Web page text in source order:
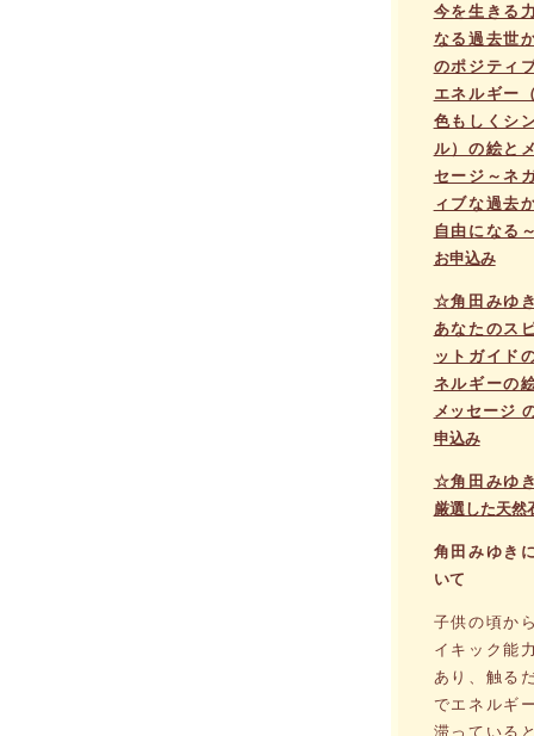
今を生きる
なる過去世
のポジティ
エネルギー
色もしくシ
ル）の絵と
セージ～ネ
ィブな過去
自由になる
お申込み
☆角田みゆ
あなたのス
ットガイド
ネルギーの
メッセージ
申込み
☆角田みゆ
厳選した天然
角田みゆき
いて
子供の頃か
イキック能
あり、触る
でエネルギ
滞っている